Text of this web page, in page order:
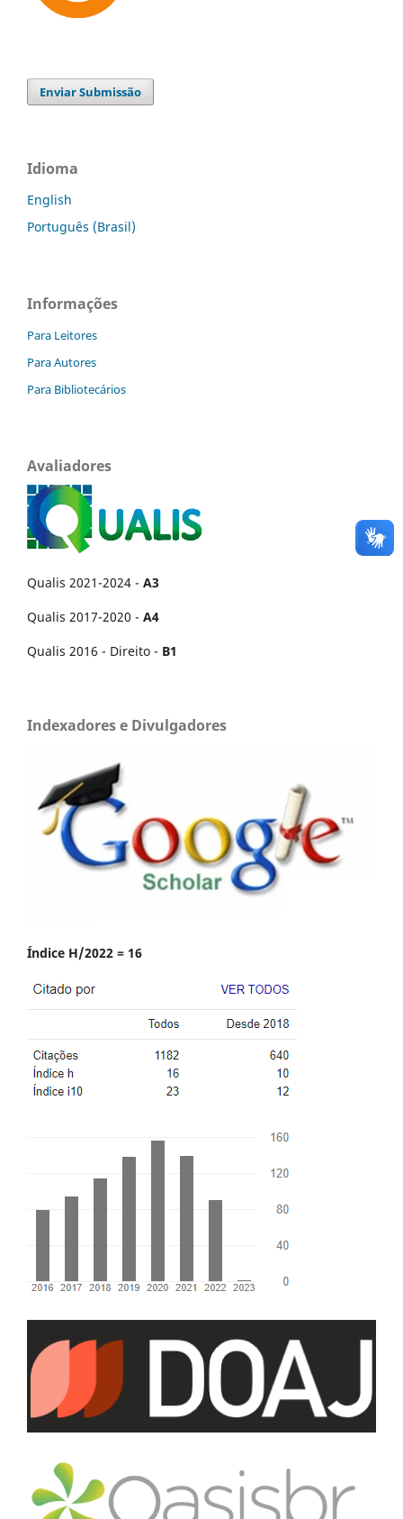
Enviar Submissão
Idioma
English
Português (Brasil)
Informações
Para Leitores
Para Autores
Para Bibliotecários
Avaliadores
Qualis 2021-2024 - A3
Qualis 2017-2020 - A4
Qualis 2016 - Direito - B1
Indexadores e Divulgadores
Índice H/2022 = 16